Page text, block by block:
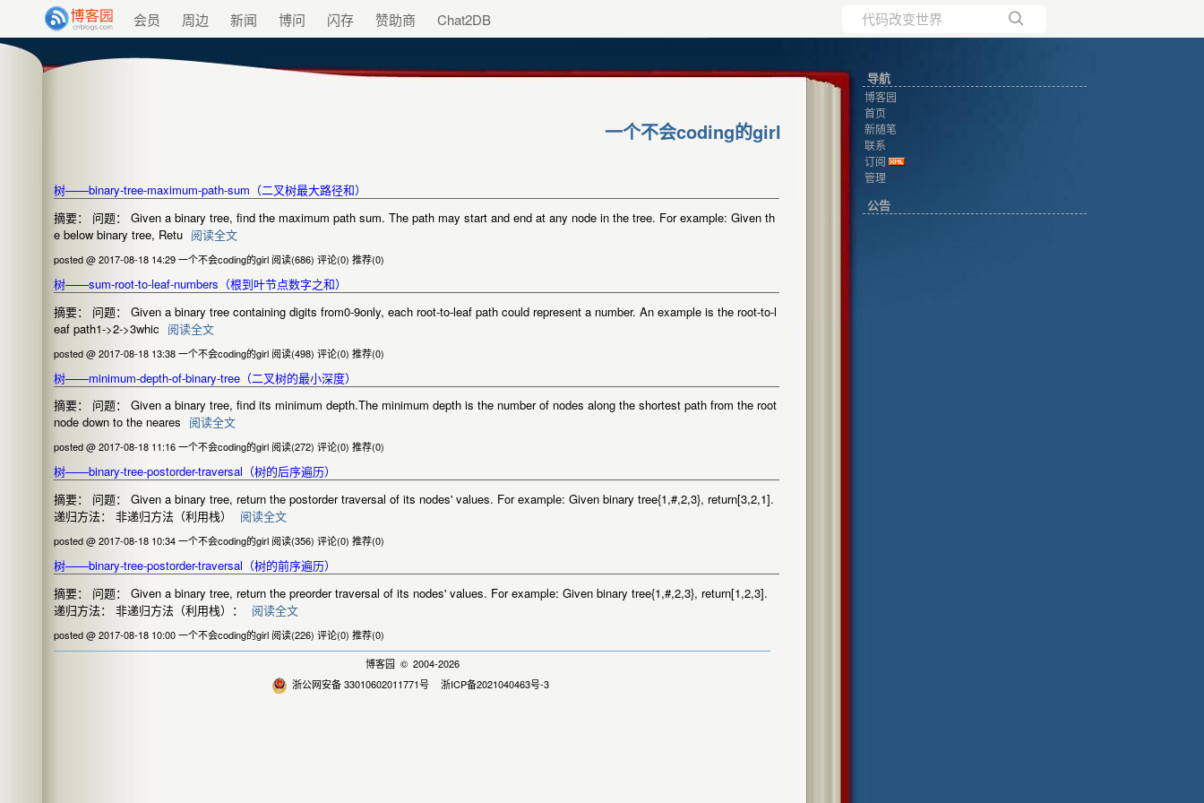
会员 周边 新闻 博问 闪存 赞助商 Chat2DB
一个不会coding的girl
树——binary-tree-maximum-path-sum（二叉树最大路径和）
摘要： 问题： Given a binary tree, find the maximum path sum. The path may start and end at any node in the tree. For example: Given th
e below binary tree, Retu 阅读全文
posted @ 2017-08-18 14:29 一个不会coding的girl 阅读(686) 评论(0) 推荐(0)
树——sum-root-to-leaf-numbers（根到叶节点数字之和）
摘要： 问题： Given a binary tree containing digits from0-9only, each root-to-leaf path could represent a number. An example is the root-to-l
eaf path1->2->3whic 阅读全文
posted @ 2017-08-18 13:38 一个不会coding的girl 阅读(498) 评论(0) 推荐(0)
树——minimum-depth-of-binary-tree（二叉树的最小深度）
摘要： 问题： Given a binary tree, find its minimum depth.The minimum depth is the number of nodes along the shortest path from the root
node down to the neares 阅读全文
posted @ 2017-08-18 11:16 一个不会coding的girl 阅读(272) 评论(0) 推荐(0)
树——binary-tree-postorder-traversal（树的后序遍历）
摘要： 问题： Given a binary tree, return the postorder traversal of its nodes' values. For example: Given binary tree{1,#,2,3}, return[3,2,1].
递归方法： 非递归方法（利用栈）
阅读全文
posted @ 2017-08-18 10:34 一个不会coding的girl 阅读(356) 评论(0) 推荐(0)
树——binary-tree-postorder-traversal（树的前序遍历）
摘要： 问题： Given a binary tree, return the preorder traversal of its nodes' values. For example: Given binary tree{1,#,2,3}, return[1,2,3].
递归方法： 非递归方法（利用栈）：
阅读全文
posted @ 2017-08-18 10:00 一个不会coding的girl 阅读(226) 评论(0) 推荐(0)
博客园© 2004-2026
浙公网安备 33010602011771号
浙ICP备2021040463号-3
导航
博客园
首页
新随笔
联系
订阅
管理
公告